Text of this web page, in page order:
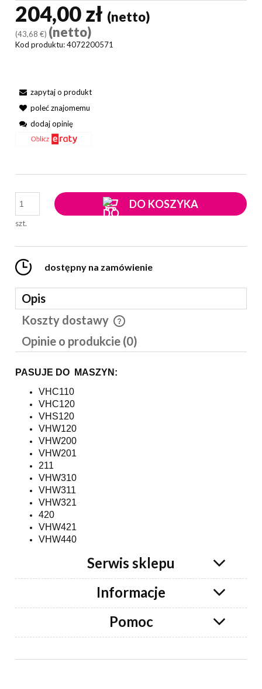
204,00 zł (netto)
(43,68 €) (netto)
Kod produktu:4072200571
zapytaj o produkt
poleć znajomemu
dodaj opinię
szt.
DO KOSZYKA
dostępny na zamówienie
Opis
Koszty dostawy
Cena nie zawiera ewentualnych kosztów płatności
Opinie o produkcie (0)
PASUJE DO MASZYN:
VHC110
VHC120
VHS120
VHW120
VHW200
VHW201
211
VHW310
VHW311
VHW321
420
VHW421
VHW440
Serwis sklepu
Informacje
Pomoc